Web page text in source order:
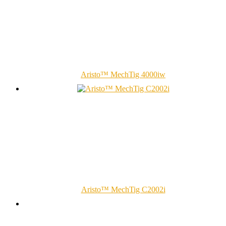
Aristo™ MechTig 4000iw
Aristo™ MechTig C2002i